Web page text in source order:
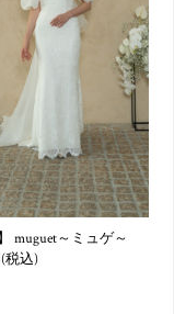
切責任を負いかねま
注意をもって、レ
貸出し期間内に当
却遅延によって、
た場合は、別途実
は使用させること
】 muguet～ミュゲ～
税込)